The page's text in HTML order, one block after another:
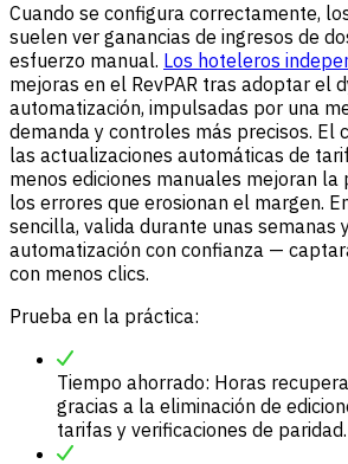
Cuando se configura correctamente,
suelen ver ganancias de ingresos de
esfuerzo manual. Los hoteleros
mejoras en el RevPAR tras adoptar el
automatización, impulsadas por una
demanda y controles más precisos. El
las actualizaciones automáticas de
menos ediciones manuales mejoran la
los errores que erosionan el margen.
sencilla, valida durante unas semanas
automatización con confianza —
con menos clics.
Prueba en la práctica:
Tiempo ahorrado: Horas
gracias a la eliminación de
tarifas y verificaciones de paridad.